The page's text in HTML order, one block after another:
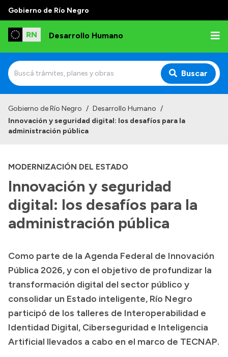
Gobierno de Río Negro
Desarrollo Humano
Buscar
Institucional
Autoridades
Delegaciones
Normativa
Presupuesto
Boletín Oficial
Compras y licitaciones
Consulta de expedientes
Consulta de pago a proveedores
Convocatorias
Gobierno de Río Negro / Desarrollo Humano /
Innovación y seguridad digital: los desafíos para la
administración pública
MODERNIZACIÓN DEL ESTADO
Innovación y seguridad
digital: los desafíos para la
administración pública
Como parte de la Agenda Federal de Innovación
Pública 2026, y con el objetivo de profundizar la
transformación digital del sector público y
consolidar un Estado inteligente, Río Negro
participó de los talleres de Interoperabilidad e
Identidad Digital, Ciberseguridad e Inteligencia
Artificial llevados a cabo en el marco de TECNAP.